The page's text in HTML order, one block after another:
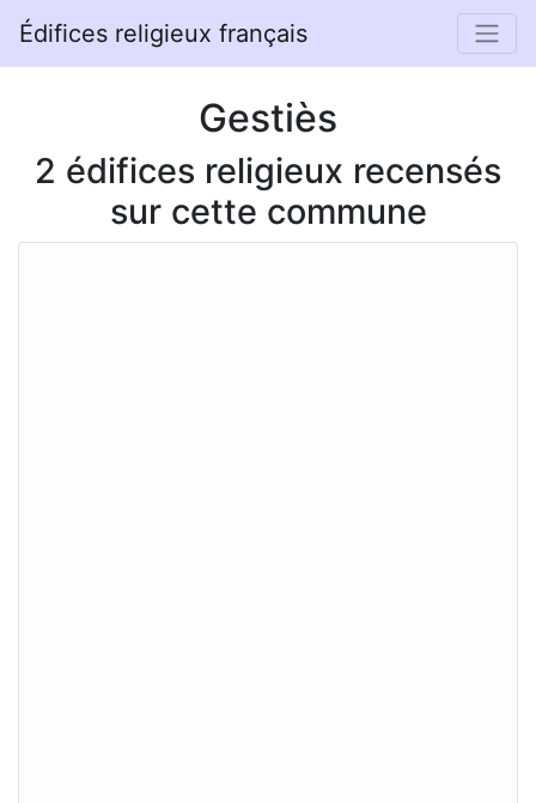
Édifices religieux français
Gestiès
2 édifices religieux recensés
sur cette commune